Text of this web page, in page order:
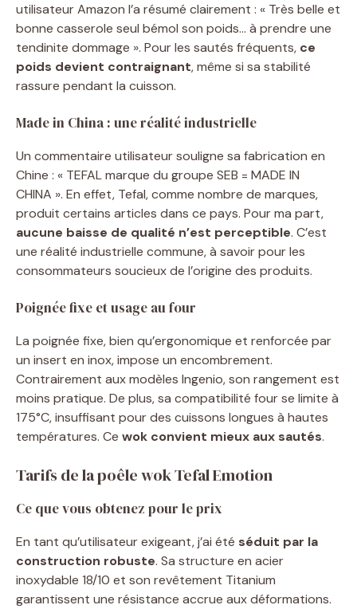
utilisateur Amazon l’a résumé clairement : « Très belle et
bonne casserole seul bémol son poids… à prendre une
tendinite dommage ». Pour les sautés fréquents, ce
poids devient contraignant, même si sa stabilité
rassure pendant la cuisson.
Made in China : une réalité industrielle
Un commentaire utilisateur souligne sa fabrication en
Chine : « TEFAL marque du groupe SEB = MADE IN
CHINA ». En effet, Tefal, comme nombre de marques,
produit certains articles dans ce pays. Pour ma part,
aucune baisse de qualité n’est perceptible. C’est
une réalité industrielle commune, à savoir pour les
consommateurs soucieux de l’origine des produits.
Poignée fixe et usage au four
La poignée fixe, bien qu’ergonomique et renforcée par
un insert en inox, impose un encombrement.
Contrairement aux modèles Ingenio, son rangement est
moins pratique. De plus, sa compatibilité four se limite à
175°C, insuffisant pour des cuissons longues à hautes
températures. Ce wok convient mieux aux sautés.
Tarifs de la poêle wok Tefal Emotion
Ce que vous obtenez pour le prix
En tant qu’utilisateur exigeant, j’ai été séduit par la
construction robuste. Sa structure en acier
inoxydable 18/10 et son revêtement Titanium
garantissent une résistance accrue aux déformations.